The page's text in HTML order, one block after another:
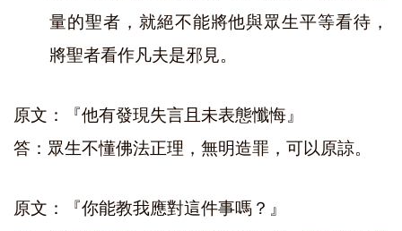
量的聖者，就絕不能將他與眾生平等看待，
將聖者看作凡夫是邪見。
原文：『他有發現失言且未表態懺悔』
答：眾生不懂佛法正理，無明造罪，可以原諒。
原文：『你能教我應對這件事嗎？』